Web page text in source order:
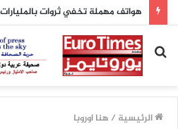
بحث
عن
الرئيسية / هنا اوروبا